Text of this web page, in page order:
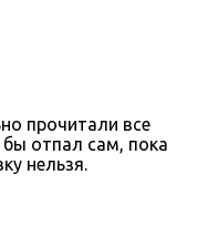
прочитали все
отпал сам, пока
нельзя.